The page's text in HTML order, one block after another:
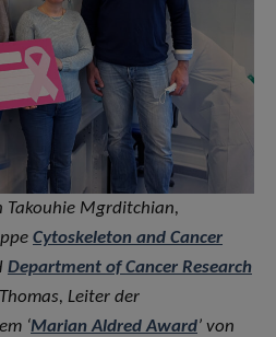
Takouhie Mgrditchian,
Cytoskeleton and Cancer
Department of Cancer Research
Leiter der
‘Marian Aldred Award’ von